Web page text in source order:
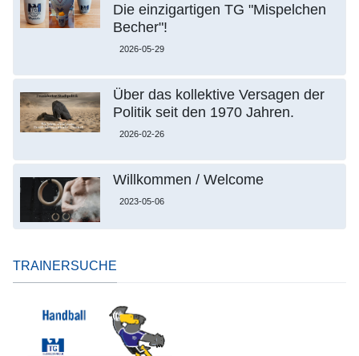
Die einzigartigen TG "Mispelchen
Becher"!
2026-05-29
Über das kollektive Versagen der
Politik seit den 1970 Jahren.
2026-02-26
Willkommen / Welcome
2023-05-06
TRAINERSUCHE